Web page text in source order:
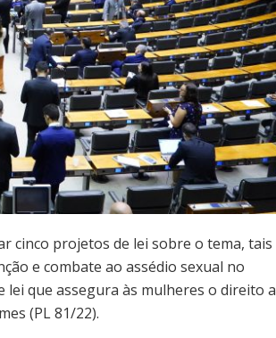
cinco projetos de lei sobre o tema, tais
e combate ao assédio sexual no
lei que assegura às mulheres o direito a
(PL 81/22).